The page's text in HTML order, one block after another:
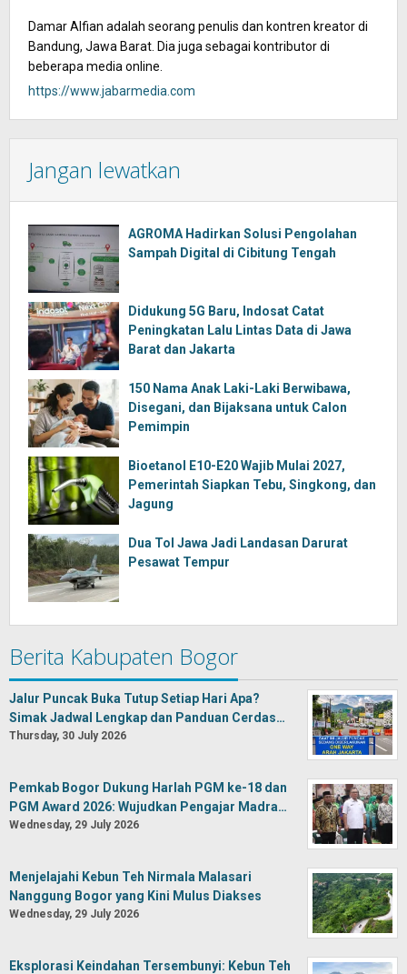
Damar Alfian adalah seorang penulis dan kontren kreator di
Bandung, Jawa Barat. Dia juga sebagai kontributor di
beberapa media online.
https://www.jabarmedia.com
Jangan lewatkan
AGROMA Hadirkan Solusi Pengolahan
Sampah Digital di Cibitung Tengah
Didukung 5G Baru, Indosat Catat
Peningkatan Lalu Lintas Data di Jawa
Barat dan Jakarta
150 Nama Anak Laki-Laki Berwibawa,
Disegani, dan Bijaksana untuk Calon
Pemimpin
Bioetanol E10-E20 Wajib Mulai 2027,
Pemerintah Siapkan Tebu, Singkong, dan
Jagung
Dua Tol Jawa Jadi Landasan Darurat
Pesawat Tempur
Berita Kabupaten Bogor
Jalur Puncak Buka Tutup Setiap Hari Apa?
Simak Jadwal Lengkap dan Panduan Cerdas…
Thursday, 30 July 2026
Pemkab Bogor Dukung Harlah PGM ke-18 dan
PGM Award 2026: Wujudkan Pengajar Madra…
Wednesday, 29 July 2026
Menjelajahi Kebun Teh Nirmala Malasari
Nanggung Bogor yang Kini Mulus Diakses
Wednesday, 29 July 2026
Eksplorasi Keindahan Tersembunyi: Kebun Teh